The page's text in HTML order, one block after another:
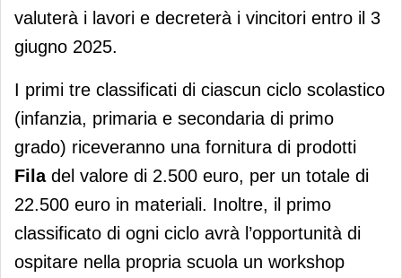
valuterà i lavori e decreterà i vincitori entro il 3
giugno 2025.
I primi tre classificati di ciascun ciclo scolastico
(infanzia, primaria e secondaria di primo
grado) riceveranno una fornitura di prodotti
Filadel valore di 2.500 euro, per un totale di
22.500 euro in materiali. Inoltre, il primo
classificato di ogni ciclo avrà l’opportunità di
ospitare nella propria scuola un workshop